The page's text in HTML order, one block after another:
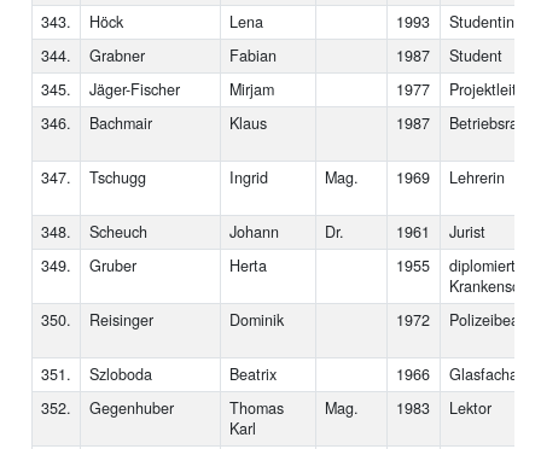
343.
Höck Lena 1993
Studentin
344.
Grabner Fabian 1987
Student
345.
Jäger-Fischer Mirjam 1977
Projektleiterin
346.
Bachmair Klaus 1987 Betriebsrat
347. Tschugg Ingrid Mag. 1969 Lehrerin
348. Scheuch Johann Dr. 1961
Jurist
349.
Gruber Herta 1955
diplomierte
350.
Reisinger Dominik 1972
351. Szloboda Beatrix 1966
352.
Gegenhuber
Thomas
Karl
Mag. 1983 Lektor